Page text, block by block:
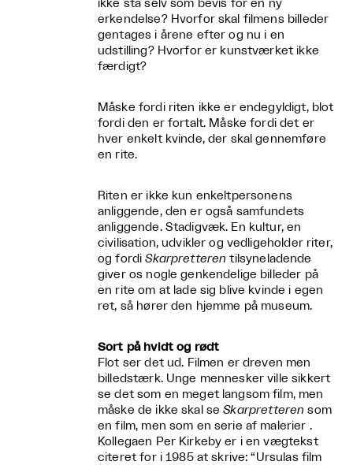
ikke stå selv som bevis for en ny
erkendelse? Hvorfor skal filmens billeder
gentages i årene efter og nu i en
udstilling? Hvorfor er kunstværket ikke
færdigt?
Måske fordi riten ikke er endegyldigt, blot
fordi den er fortalt. Måske fordi det er
hver enkelt kvinde, der skal gennemføre
en rite.
Riten er ikke kun enkeltpersonens
anliggende, den er også samfundets
anliggende. Stadigvæk. En kultur, en
civilisation, udvikler og vedligeholder riter,
og fordiSkarpretteren tilsyneladende
giver os nogle genkendelige billeder på
en rite om at lade sig blive kvinde i egen
ret, så hører den hjemme på museum.
Sort på hvidt og rødt
Flot ser det ud. Filmen er dreven men
billedstærk. Unge mennesker ville sikkert
se det som en meget langsom film, men
måske de ikke skal seSkarpretteren som
en film, men som en serie af malerier .
Kollegaen Per Kirkeby er i en vægtekst
citeret for i 1985 at skrive: “Ursulas film